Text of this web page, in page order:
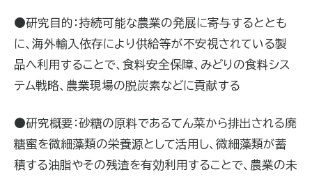
●研究目的：持続可能な農業の発展に寄与するととも
に、海外輸入依存により供給等が不安視されている製
品へ利用することで、食料安全保障、みどりの食料シス
テム戦略、農業現場の脱炭素などに貢献する
●研究概要：砂糖の原料であるてん菜から排出される廃
糖蜜を微細藻類の栄養源として活用し、微細藻類が蓄
積する油脂やその残渣を有効利用することで、農業の未